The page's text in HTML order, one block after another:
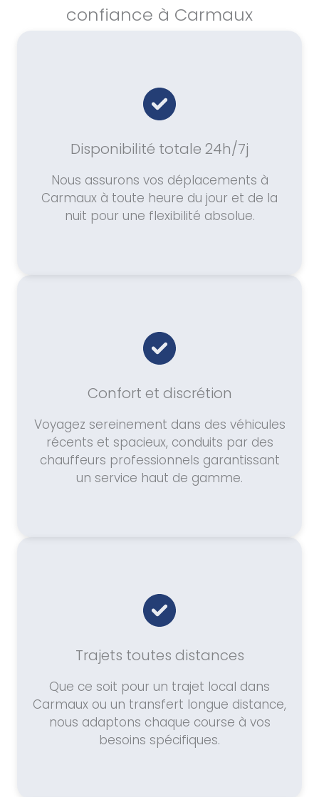
confiance à Carmaux
Disponibilité totale 24h/7j
Nous assurons vos déplacements à
Carmaux à toute heure du jour et de la
nuit pour une flexibilité absolue.
Confort et discrétion
Voyagez sereinement dans des véhicules
récents et spacieux, conduits par des
chauffeurs professionnels garantissant
un service haut de gamme.
Trajets toutes distances
Que ce soit pour un trajet local dans
Carmaux ou un transfert longue distance,
nous adaptons chaque course à vos
besoins spécifiques.